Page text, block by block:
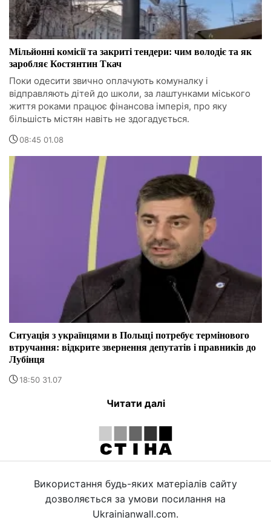
Мільйонні комісії та закриті тендери: чим володіє та як
заробляє Костянтин Ткач
Поки одесити звично оплачують комуналку і
відправляють дітей до школи, за лаштунками міського
життя роками працює фінансова імперія, про яку
більшість містян навіть не здогадується.
08:45 01.08
Ситуація з українцями в Польщі потребує термінового
втручання: відкрите звернення депутатів і правників до
Лубінця
18:50 31.07
Читати далі
Використання будь-яких матеріалів сайту
дозволяється за умови посилання на
Ukrainianwall.com.